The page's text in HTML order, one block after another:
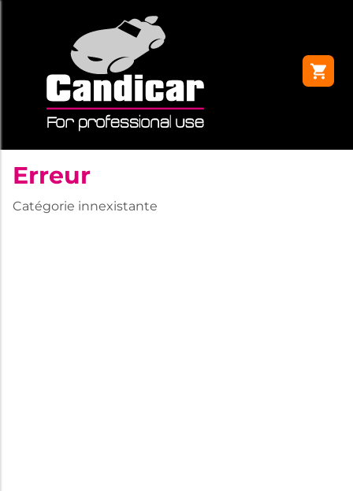
Erreur
Catégorie innexistante